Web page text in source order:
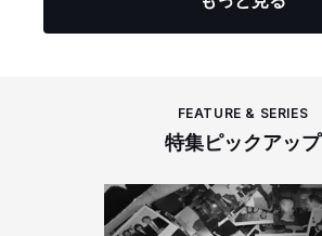
FEATURE & SERIES
特集ピックアップ